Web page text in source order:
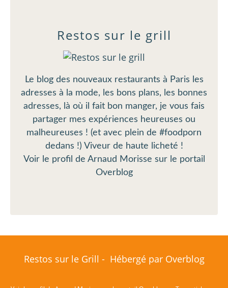
Restos sur le grill
Le blog des nouveaux restaurants à Paris les
adresses à la mode, les bons plans, les bonnes
adresses, là où il fait bon manger, je vous fais
partager mes expériences heureuses ou
malheureuses ! (et avec plein de #foodporn
dedans !) Viveur de haute licheté !
Voir le profil de Arnaud Morisse sur le portail
Overblog
Restos sur le Grill - Hébergé par Overblog